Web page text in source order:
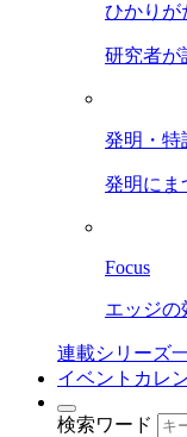
ひかりが
研究者が
発明・特
発明にま
Focus
エッジの
連載シリーズ
イベントカレ
検索ワード